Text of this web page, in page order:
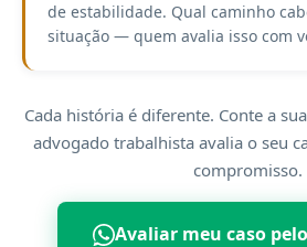
de estabilidade. Qual caminho
situação — quem avalia isso com
Cada história é diferente. Conte a
advogado trabalhista avalia o seu
compromisso.
Avaliar meu caso